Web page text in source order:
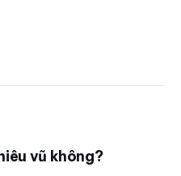
vũ không?